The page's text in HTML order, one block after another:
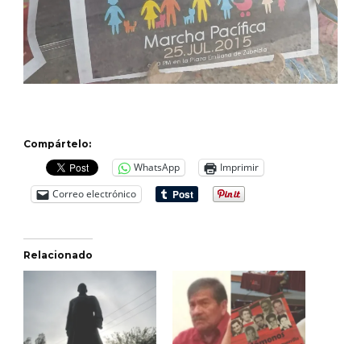
Compártelo:
WhatsApp
Imprimir
Correo electrónico
Relacionado